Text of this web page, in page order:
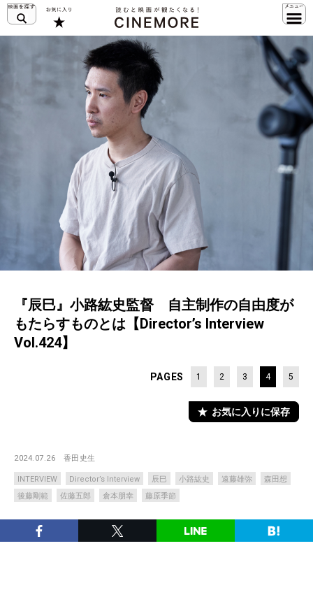
『辰巳』小路紘史監督 自主制作の自由度が
もたらすものとは【Director’s Interview
Vol.424】
PAGES 1 2 3 4 5
お気に入りに保存
2024.07.26 香田史生
INTERVIEW Director’s Interview 辰巳 小路紘史 遠藤雄弥
森田想
後藤剛範
佐藤五郎 倉本朋幸 藤原季節